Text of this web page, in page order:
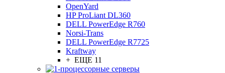
OpenYard
HP ProLiant DL360
DELL PowerEdge R760
Norsi-Trans
DELL PowerEdge R7725
Kraftway
+ ЕЩЕ 11